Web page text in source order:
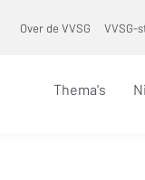
Over de VVSG VVSG-
Thema's